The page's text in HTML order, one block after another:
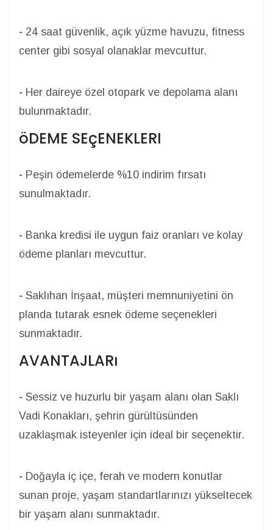
- 24 saat güvenlik, açık yüzme havuzu, fitness
center gibi sosyal olanaklar mevcuttur.
- Her daireye özel otopark ve depolama alanı
bulunmaktadır.
öDEME SEçENEKLERI
- Peşin ödemelerde %10 indirim fırsatı
sunulmaktadır.
- Banka kredisi ile uygun faiz oranları ve kolay
ödeme planları mevcuttur.
- Saklıhan İnşaat, müşteri memnuniyetini ön
planda tutarak esnek ödeme seçenekleri
sunmaktadır.
AVANTAJLARı
- Sessiz ve huzurlu bir yaşam alanı olan Saklı
Vadi Konakları, şehrin gürültüsünden
uzaklaşmak isteyenler için ideal bir seçenektir.
- Doğayla iç içe, ferah ve modern konutlar
sunan proje, yaşam standartlarınızı yükseltecek
bir yaşam alanı sunmaktadır.